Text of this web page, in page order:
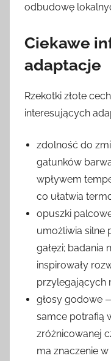
odbudowę
Ciekawe
adaptacje
Rzekotki złote
interesujących
zdolność do
gatunków
wpływem
co ułatwia
opuszki
umożliwia silne
gałęzi; badania
inspirowały
przylegających
głosy godowe
samce potrafią
zróżnicowanej
ma znaczenie